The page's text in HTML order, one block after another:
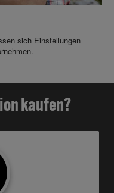
sich Einstellungen
kaufen?